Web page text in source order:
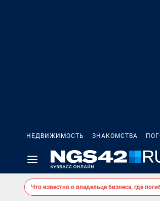
НЕДВИЖИМОСТЬ ЗНАКОМСТВА
Что известно о владельце бизнеса, где